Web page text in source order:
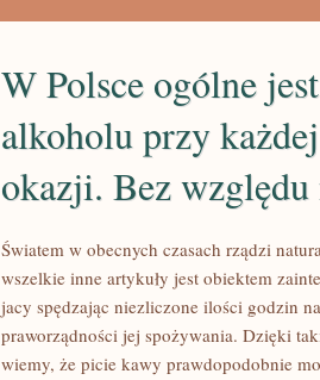
W Polsce ogólne
alkoholu przy
okazji. Bez względu
Światem w obecnych czasach rządzi
wszelkie inne artykuły jest obiektem
jacy spędzając niezliczone ilości godzin
praworządności jej spożywania. Dzięki
wiemy, że picie kawy prawdopodobnie